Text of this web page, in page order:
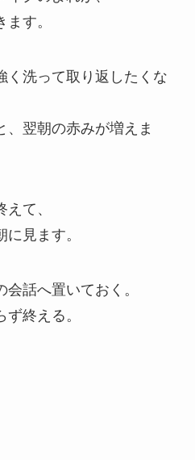
す。
く洗って取り返したくな
、翌朝の赤みが増えま
て、
見ます。
話へ置いておく。
終える。